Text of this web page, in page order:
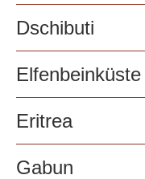
Dschibuti
Elfenbeinküste
Eritrea
Gabun